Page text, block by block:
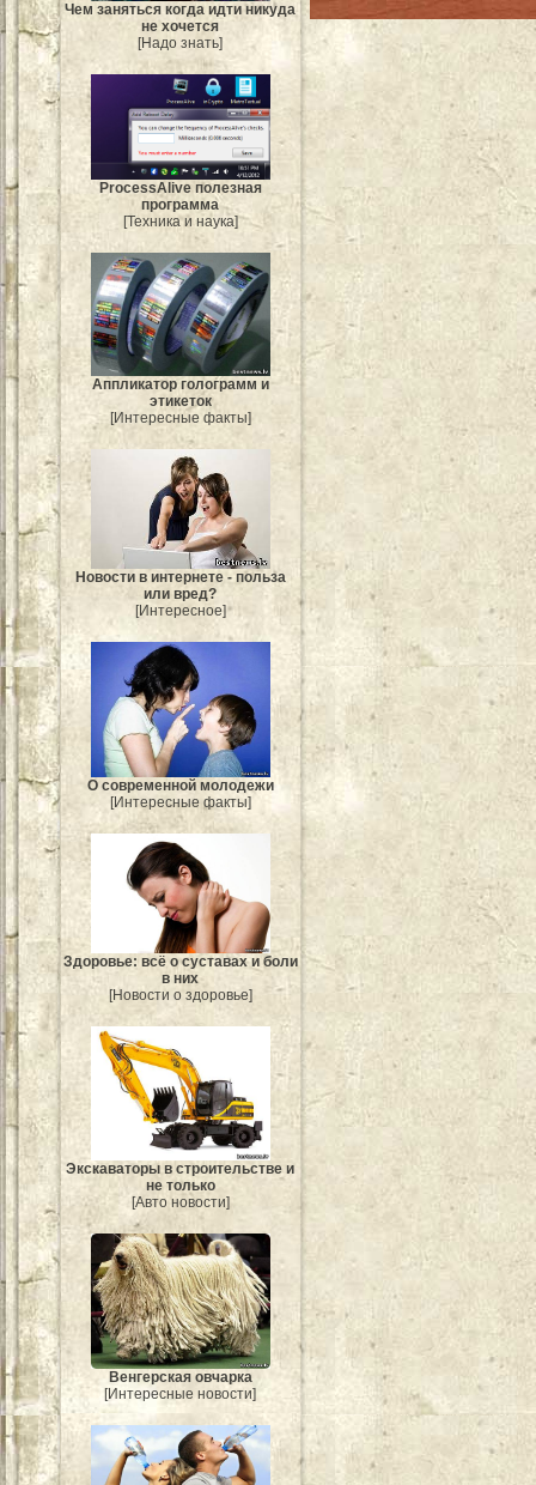
Чем заняться когда идти никуда
не хочется
[Надо знать]
ProcessAlive полезная
программа
[Техника и наука]
Аппликатор голограмм и
этикеток
[Интересные факты]
Новости в интернете - польза
или вред?
[Интересное]
О современной молодежи
[Интересные факты]
Здоровье: всё о суставах и боли
в них
[Новости о здоровье]
Экскаваторы в строительстве и
не только
[Авто новости]
Венгерская овчарка
[Интересные новости]